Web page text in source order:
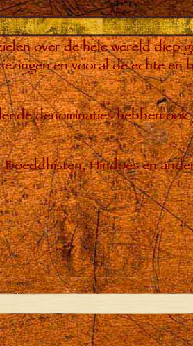
over de hele wereld diep
en vooral de echte en
denominaties hebben
Hindoes en